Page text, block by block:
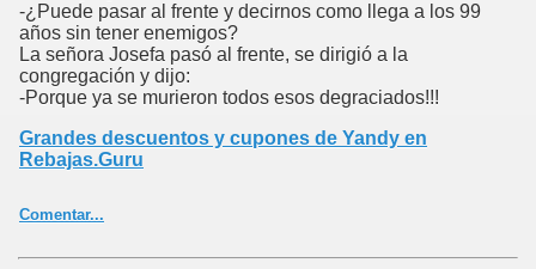
-¿Puede pasar al frente y decirnos como llega a los 99
años sin tener enemigos?
La señora Josefa pasó al frente, se dirigió a la
congregación y dijo:
-Porque ya se murieron todos esos degraciados!!!
Grandes descuentos y cupones de Yandy en
Rebajas.Guru
Comentar...